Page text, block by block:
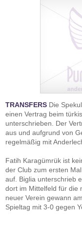
TRANSFERS Die
einen Vertrag beim
unterschrieben. Der
aus und aufgrund von
regelmäßig mit
Fatih Karagümrük ist
der Club zum ersten
auf. Biglia unterschrieb
dort im Mittelfeld für die
neuer Verein gewann
Spieltag mit 3-0 gegen